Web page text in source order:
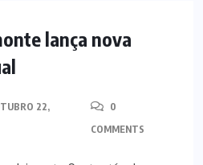
lança nova
22,
0
COMMENTS